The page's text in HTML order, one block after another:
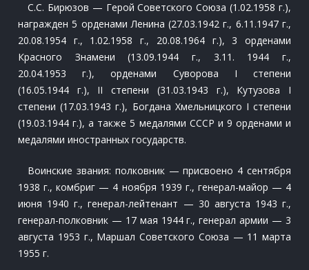
С.С. Бирюзов — Герой Советского Союза (1.02.1958 г.),
награжден 5 орденами Ленина (27.03.1942 г., 6.11.1947 г.,
20.08.1954 г., 1.02.1958 г., 20.08.1964 г.), 3 орденами
Красного Знамени (13.09.1944 г., 3.11. 1944 г.,
20.04.1953 г.), орденами Суворова I степени
(16.05.1944 г.), II степени (31.03.1943 г.), Кутузова I
степени (17.03.1943 г.), Богдана Хмельницкого I степени
(19.03.1944 г.), а также 5 медалями СССР и 9 орденами и
медалями иностранных государств.
Воинские звания: полковник — присвоено 4 сентября
1938 г., комбриг — 4 ноября 1939 г., генерал-майор — 4
июня 1940 г., генерал-лейтенант — 30 августа 1943 г.,
генерал-полковник — 17 мая 1944 г., генерал армии — 3
августа 1953 г., Маршал Советского Союза — 11 марта
1955 г.